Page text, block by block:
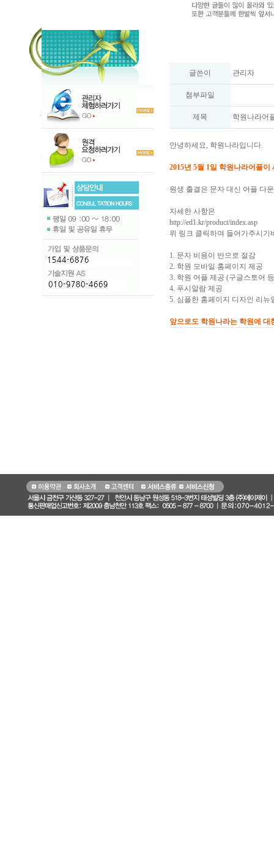
글쓴이 관리자
첨부파일
제목 학원나라어
안녕하세요, 학원나라입니다.
2015년 5월 1일 학원나라어플이
원생 출결은 문자 대신 어플 다
자세한 사항은
http://ed1.kr/product/index.asp
위 링크 클릭하여 들어가주시기
1. 문자 비용이 반으로 절감
2. 학원 모바일 홈페이지 제공
3. 학원 어플 제공 (구글스토어
4. 푸시알람 제공
5. 심플한 홈페이지 디자인 리뉴
앞으로도 학원나라는 학원에